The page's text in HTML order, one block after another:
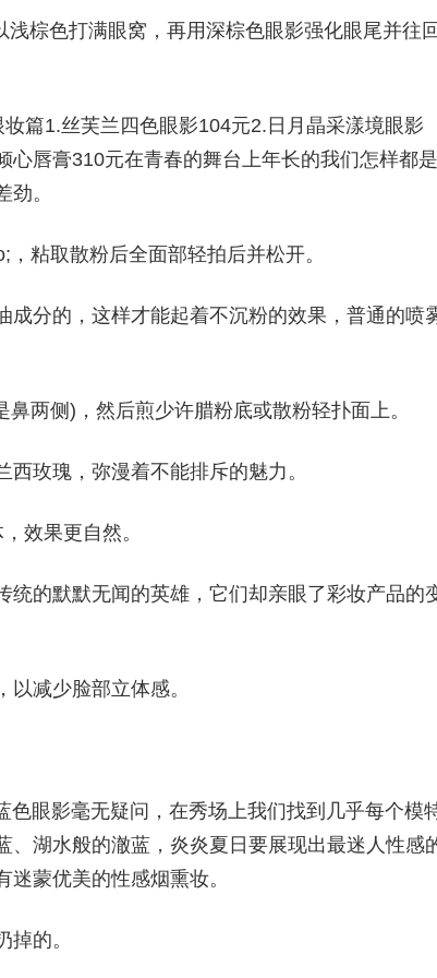
棕色打满眼窝，再用深棕色眼影强化眼尾并往回
篇1.丝芙兰四色眼影104元2.日月晶采漾境眼影
唇膏310元在青春的舞台上年长的我们怎样都是
。
粘取散粉后全面部轻拍后并松开。
分的，这样才能起着不沉粉的效果，普通的喷
两侧)，然后煎少许腊粉底或散粉轻扑面上。
玫瑰，弥漫着不能排斥的魅力。
效果更自然。
的默默无闻的英雄，它们却亲眼了彩妆产品的
减少脸部立体感。
眼影毫无疑问，在秀场上我们找到几乎每个模
、湖水般的澈蓝，炎炎夏日要展现出最迷人性感
蒙优美的性感烟熏妆。
的。